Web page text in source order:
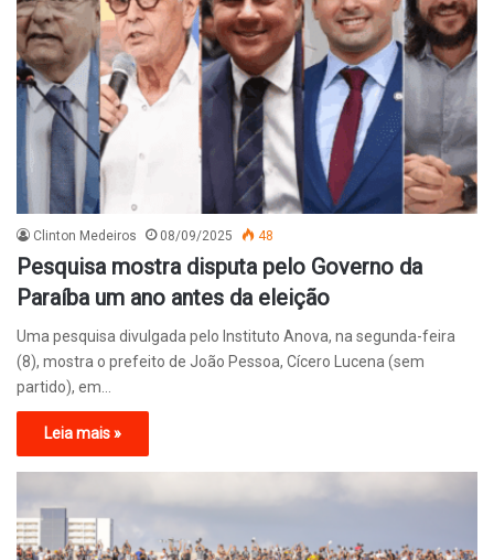
Clinton Medeiros 08/09/2025 48
Pesquisa mostra disputa pelo Governo da
Paraíba um ano antes da eleição
Uma pesquisa divulgada pelo Instituto Anova, na segunda-feira
(8), mostra o prefeito de João Pessoa, Cícero Lucena (sem
partido), em…
Leia mais »